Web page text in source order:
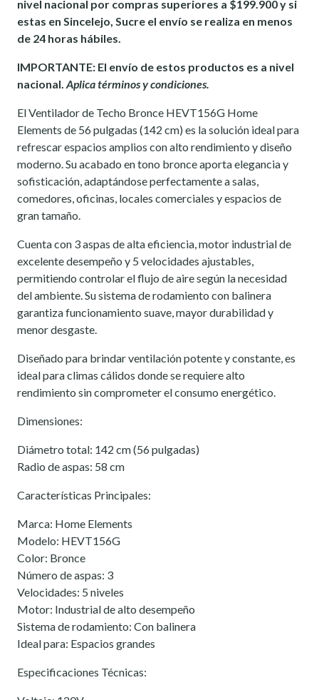
nivel nacional por compras superiores a $199.900 y si
estas en Sincelejo, Sucre el envío se realiza en menos
de 24 horas hábiles.
IMPORTANTE: El envío de estos productos es a nivel
nacional. Aplica términos y condiciones.
El Ventilador de Techo Bronce HEVT156G Home
Elements de 56 pulgadas (142 cm) es la solución ideal para
refrescar espacios amplios con alto rendimiento y diseño
moderno. Su acabado en tono bronce aporta elegancia y
sofisticación, adaptándose perfectamente a salas,
comedores, oficinas, locales comerciales y espacios de
gran tamaño.
Cuenta con 3 aspas de alta eficiencia, motor industrial de
excelente desempeño y 5 velocidades ajustables,
permitiendo controlar el flujo de aire según la necesidad
del ambiente. Su sistema de rodamiento con balinera
garantiza funcionamiento suave, mayor durabilidad y
menor desgaste.
Diseñado para brindar ventilación potente y constante, es
ideal para climas cálidos donde se requiere alto
rendimiento sin comprometer el consumo energético.
Dimensiones:
Diámetro total: 142 cm (56 pulgadas)
Radio de aspas: 58 cm
Características Principales:
Marca: Home Elements
Modelo: HEVT156G
Color: Bronce
Número de aspas: 3
Velocidades: 5 niveles
Motor: Industrial de alto desempeño
Sistema de rodamiento: Con balinera
Ideal para: Espacios grandes
Especificaciones Técnicas: